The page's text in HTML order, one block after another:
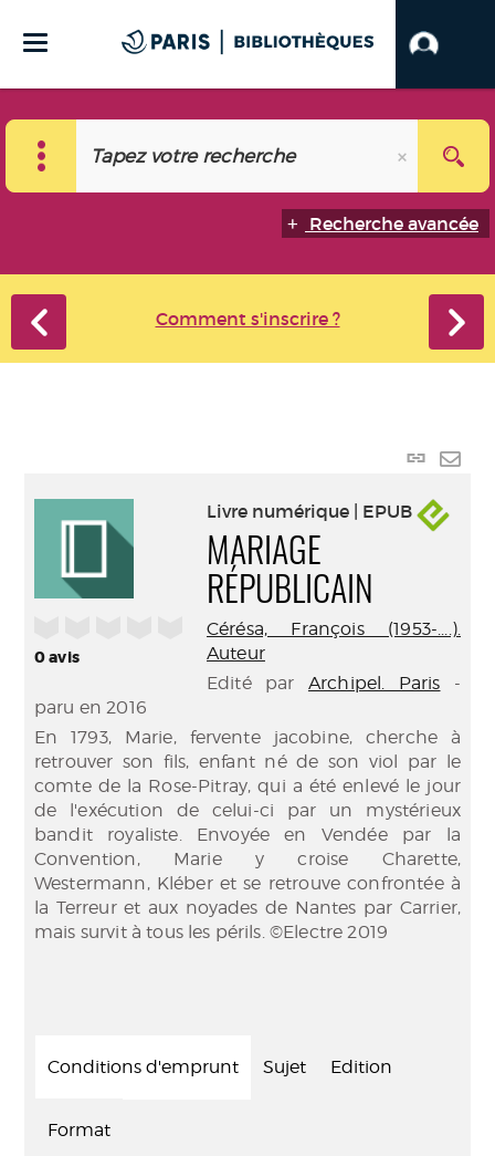
Recherche avancée
Comment s'inscrire ?
Lien
0avis
Livre numérique | EPUB
MARIAGE
RÉPUBLICAIN
Cérésa, François (1953-....).
Auteur
Edité par Archipel. Paris -
paru en 2016
En 1793, Marie, fervente jacobine, cherche à
retrouver son fils, enfant né de son viol par le
comte de la Rose-Pitray, qui a été enlevé le jour
de l'exécution de celui-ci par un mystérieux
bandit royaliste. Envoyée en Vendée par la
Convention, Marie y croise Charette,
Westermann, Kléber et se retrouve confrontée à
la Terreur et aux noyades de Nantes par Carrier,
mais survit à tous les périls. ©Electre 2019
Conditions d'emprunt Sujet Edition
Format